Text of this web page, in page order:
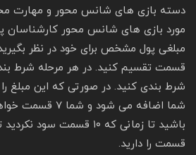
دسته بازی های شانس محور و مهارت
مورد بازی های شانس محور کارشناسان
قسمت تقسیم کنید. در هر مرحله شرط
شما اضافه می شود
باشید تا زمانی که ۱۰ قسمت
قسمت را دارید.